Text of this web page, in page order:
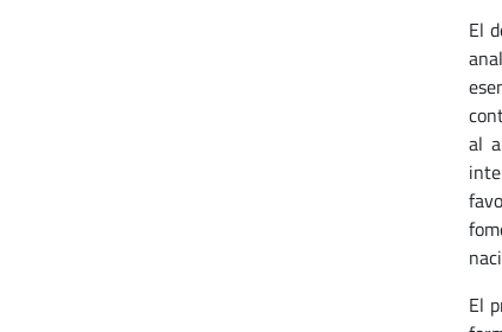
El
al
El